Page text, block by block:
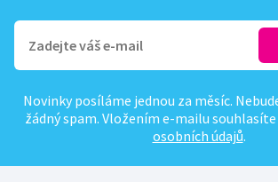
Novinky posíláme jednou za měsíc.
žádný spam. Vložením e-mailu souhlasíte
osobních údajů.